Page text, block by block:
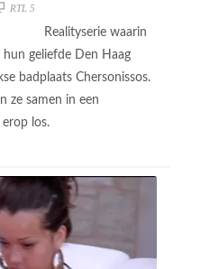
RTL 5
Realityserie waarin
geliefde Den Haag
badplaats Chersonissos.
ze samen in een
erop los.